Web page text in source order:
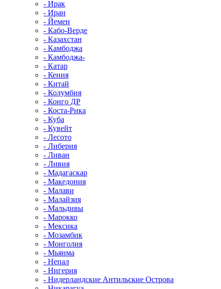
- Ирак
- Иран
- Йемен
- Кабо-Верде
- Казахстан
- Камбоджа
- Камбоджа-
- Катар
- Кения
- Китай
- Колумбия
- Конго ДР
- Коста-Рика
- Куба
- Кувейт
- Лесото
- Либерия
- Ливан
- Ливия
- Мадагаскар
- Македония
- Малави
- Малайзия
- Мальдивы
- Марокко
- Мексика
- Мозамбик
- Монголия
- Мьянма
- Непал
- Нигерия
- Нидерландские Антильские Острова